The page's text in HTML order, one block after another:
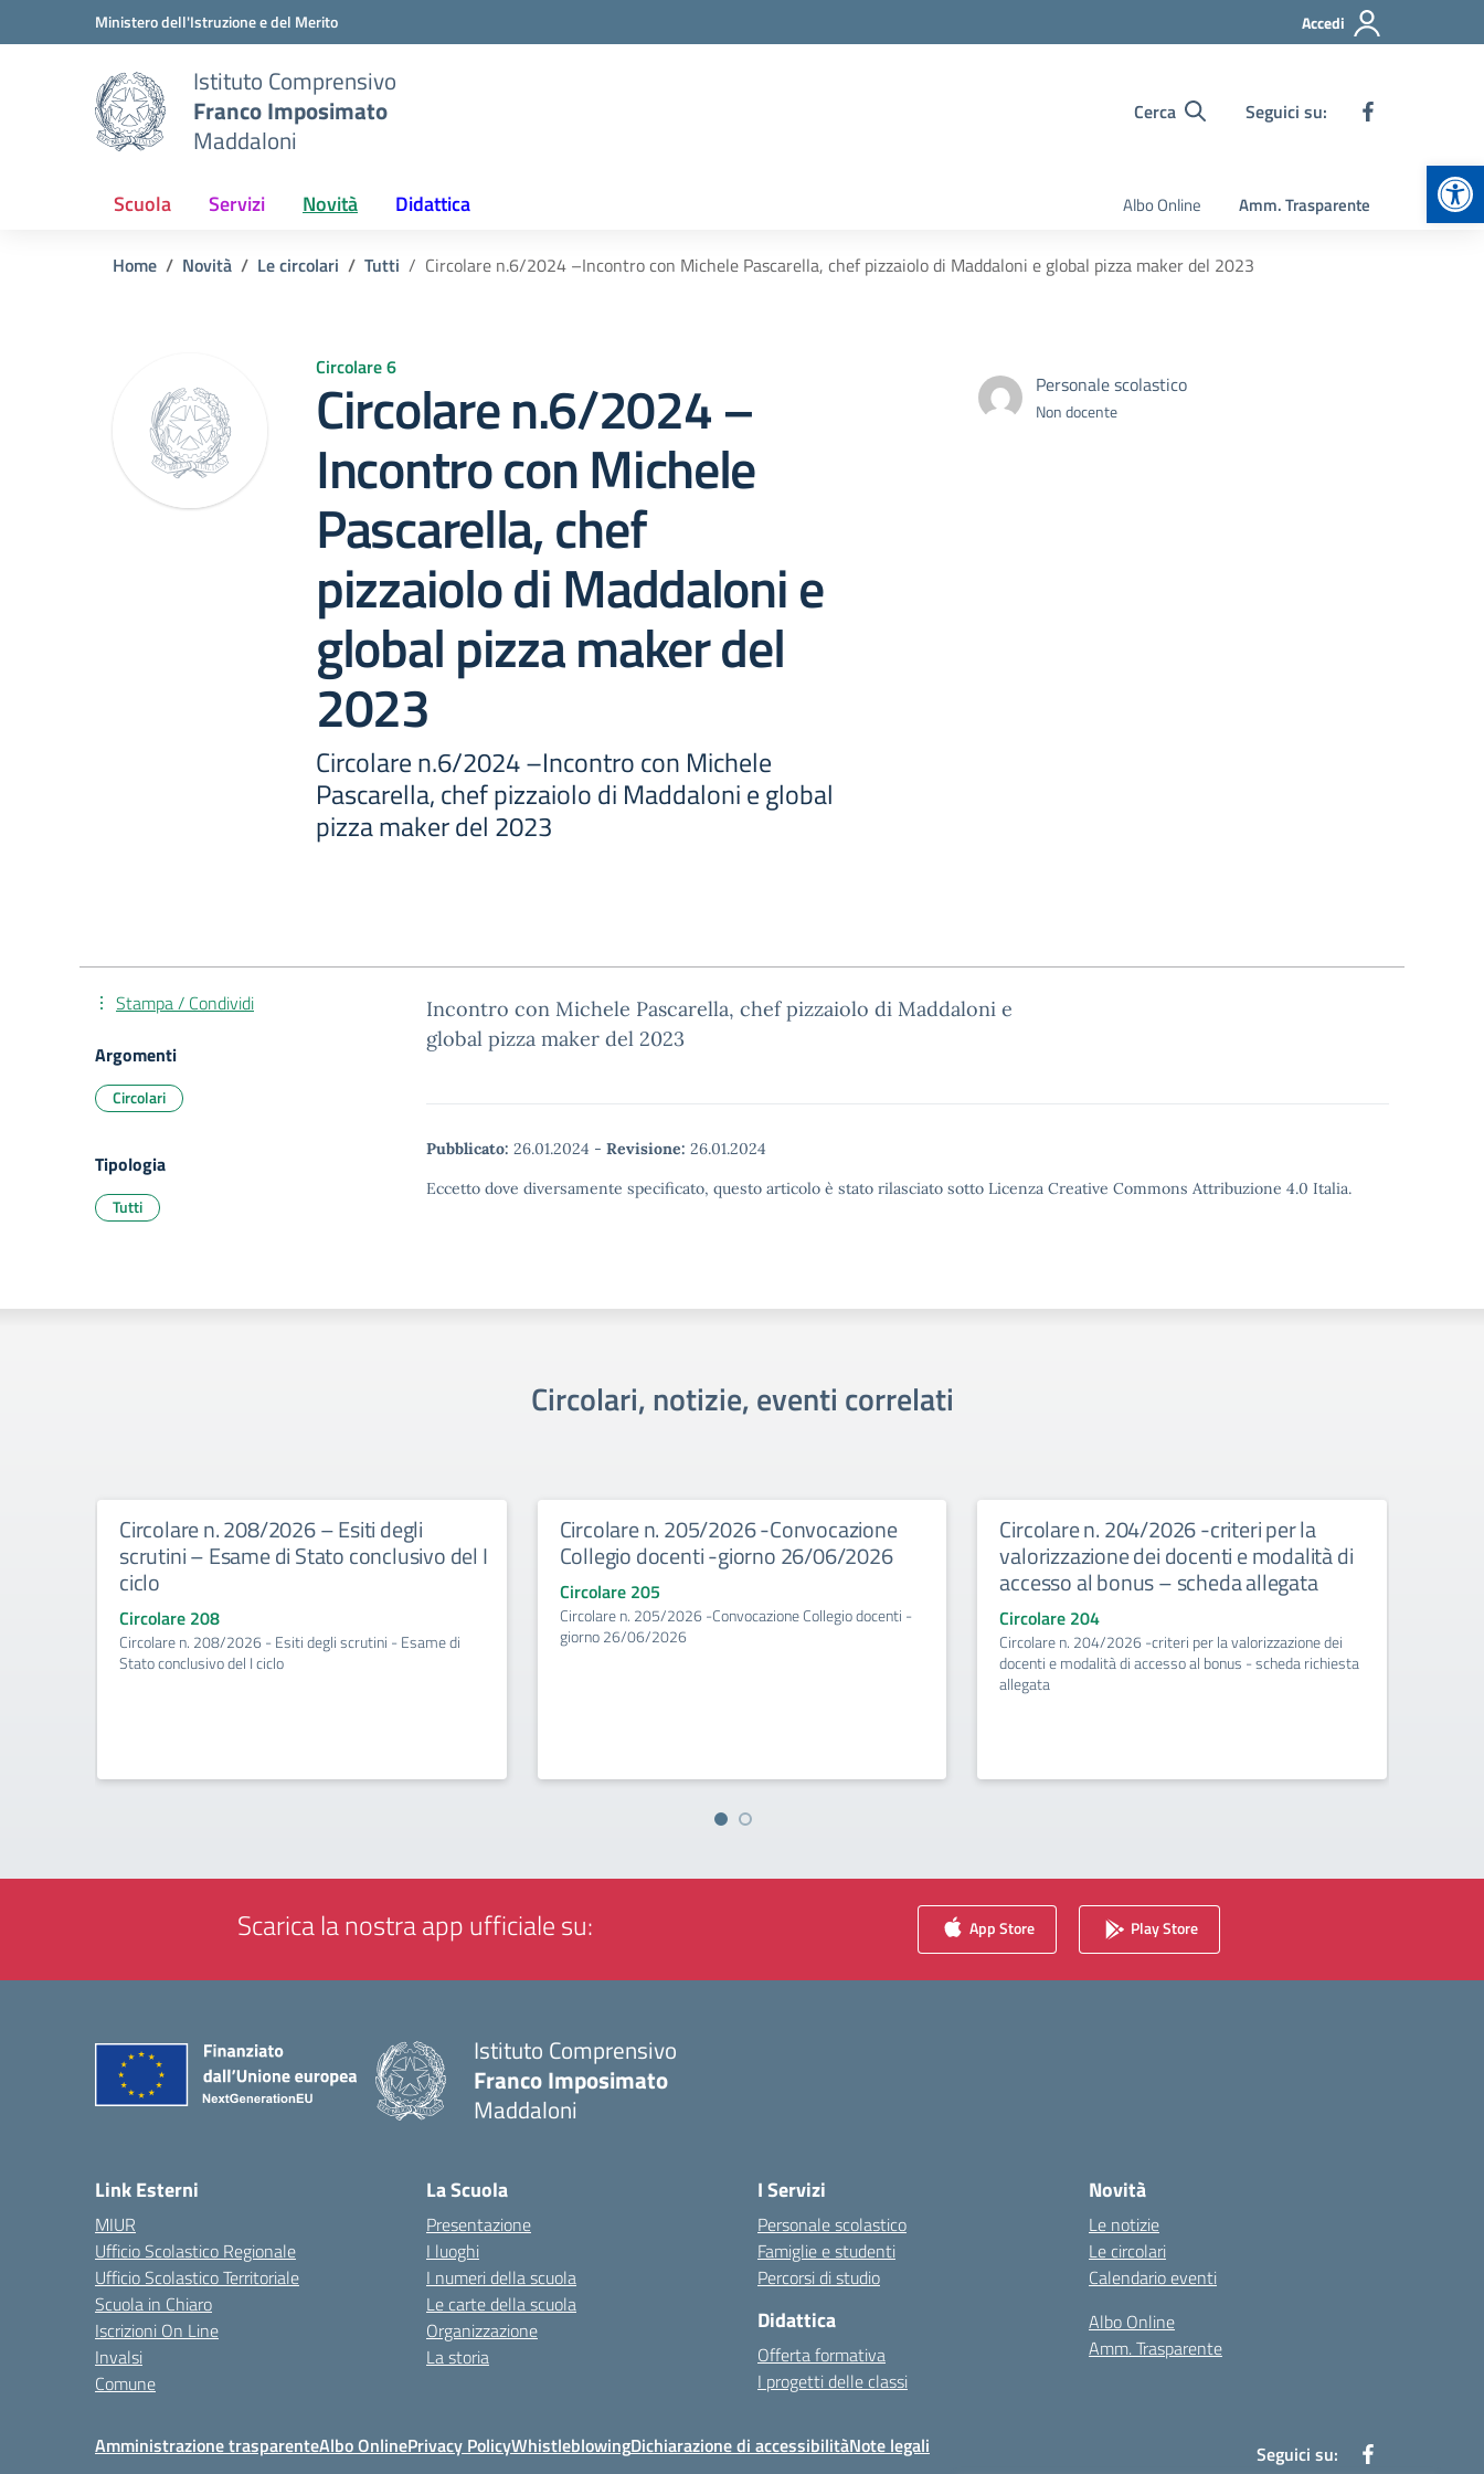
Vai ai contenuti
Vai al menu di navigazioneMinistero dell'Istruzione e del Merito Accedi
Istituto Comprensivo
Franco Imposimato
Maddaloni
Cerca Seguici su:
Scuola Servizi Novità Didattica Albo Online Amm. Trasparente
Home Novità Le circolari Tutti Circolare n.6/2024 –Incontro con Michele Pascarella, chef pizzaiolo di Maddaloni e global pizza maker del 2023
Circolare 6
Circolare n.6/2024 –
Incontro con Michele
Pascarella, chef
pizzaiolo di Maddaloni e
global pizza maker del
2023
Circolare n.6/2024 –Incontro con Michele
Pascarella, chef pizzaiolo di Maddaloni e global
pizza maker del 2023
Personale scolastico
Non docente
Incontro con Michele Pascarella, chef pizzaiolo di Maddaloni e
global pizza maker del 2023
Pubblicato: 26.01.2024 - Revisione: 26.01.2024
Eccetto dove diversamente specificato, questo articolo è stato rilasciato sotto Licenza Creative Commons Attribuzione 4.0 Italia.
Stampa / Condividi
Argomenti
Circolari
Tipologia
Tutti
Circolari, notizie, eventi correlati
Circolare n. 208/2026 – Esiti degli
scrutini – Esame di Stato conclusivo del I
ciclo
Circolare 208
Circolare n. 208/2026 - Esiti degli scrutini - Esame di
Stato conclusivo del I ciclo
Circolare n. 205/2026 -Convocazione
Collegio docenti -giorno 26/06/2026
Circolare 205
Circolare n. 205/2026 -Convocazione Collegio docenti -
giorno 26/06/2026
Circolare n. 204/2026 -criteri per la
valorizzazione dei docenti e modalità di
accesso al bonus – scheda allegata
Circolare 204
Circolare n. 204/2026 -criteri per la valorizzazione dei
docenti e modalità di accesso al bonus - scheda richiesta
allegata
Scarica la nostra app ufficiale su: App Store Play Store
Istituto Comprensivo
Franco Imposimato
Maddaloni
Link Esterni
MIUR
Ufficio Scolastico Regionale
Ufficio Scolastico Territoriale
Scuola in Chiaro
Iscrizioni On Line
Invalsi
Comune
La Scuola
Presentazione
I luoghi
I numeri della scuola
Le carte della scuola
Organizzazione
La storia
I Servizi
Personale scolastico
Famiglie e studenti
Percorsi di studio
Didattica
Offerta formativa
I progetti delle classi
Novità
Le notizie
Le circolari
Calendario eventi
Albo Online
Amm. Trasparente
Amministrazione trasparenteAlbo OnlinePrivacy PolicyWhistleblowingDichiarazione di accessibilitàNote legali Seguici su: